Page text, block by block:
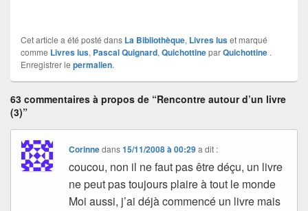
Cet article a été posté dans La Bibliothèque, Livres luset marqué
comme Livres lus, Pascal Quignard, QuichottineparQuichottine .
Enregistrer le permalien.
63 commentaires à propos de “Rencontre autour d’un livre
(3)”
Corinnedans15/11/2008 à 00:29 a dit :
coucou, non il ne faut pas être déçu, un livre
ne peut pas toujours plaire à tout le monde
Moi aussi, j’ai déjà commencé un livre mais